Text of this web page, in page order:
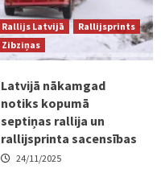
Rallijs Latvijā
Rallijsprints
Zibziņas
Latvijā nākamgad
notiks kopumā
septiņas rallija un
rallijsprinta sacensības
24/11/2025